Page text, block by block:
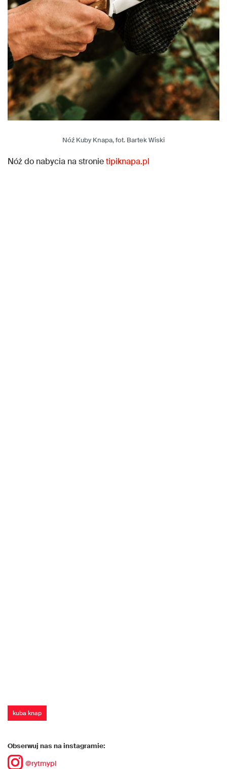
Nóź Kuby Knapa, fot. Bartek Wiski
Nóż do nabycia na stronietipiknapa.pl
kuba knap
Obserwuj nas na instagramie:
@rytmypl